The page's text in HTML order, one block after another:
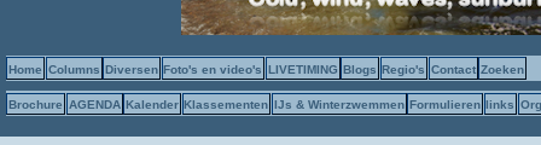
Home Columns Diversen Foto's en video's LIVETIMING Blogs Regio's Contact Zoeken
Brochure AGENDA Kalender Klassementen IJs & Winterzwemmen Formulieren links